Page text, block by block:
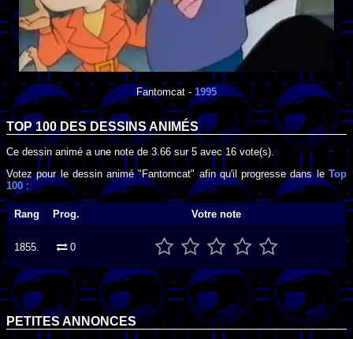
Fantomcat - 1995
TOP 100 DESDESSINS ANIMÉS
Ce dessin animé a une note de 3.66sur5 avec16 vote(s).
Votez pour le dessin animé "Fantomcat" afin qu'il progresse dans le Top
100 :
Rang Prog. Votre note
1855. 0
PETITES ANNONCES